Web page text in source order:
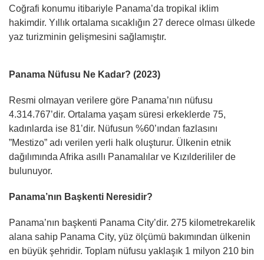
Coğrafi konumu itibariyle Panama’da tropikal iklim
hakimdir. Yıllık ortalama sıcaklığın 27 derece olması ülkede
yaz turizminin gelişmesini sağlamıştır.
Panama Nüfusu Ne Kadar? (2023)
Resmi olmayan verilere göre Panama’nın nüfusu
4.314.767’dir. Ortalama yaşam süresi erkeklerde 75,
kadınlarda ise 81’dir. Nüfusun %60’ından fazlasını
”Mestizo” adı verilen yerli halk oluşturur. Ülkenin etnik
dağılımında Afrika asıllı Panamalılar ve Kızılderililer de
bulunuyor.
Panama’nın Başkenti Neresidir?
Panama’nın başkenti Panama City’dir. 275 kilometrekarelik
alana sahip Panama City, yüz ölçümü bakımından ülkenin
en büyük şehridir. Toplam nüfusu yaklaşık 1 milyon 210 bin